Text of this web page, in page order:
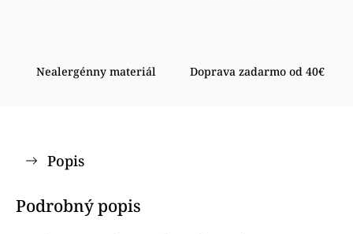
Nealergénny materiál Doprava zadarmo od 40€
Popis
Podrobný popis